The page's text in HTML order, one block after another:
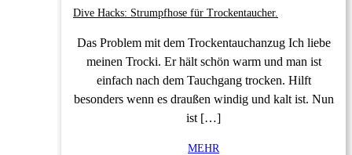
Dive Hacks: Strumpfhose für Trockentaucher.
Das Problem mit dem Trockentauchanzug Ich liebe
meinen Trocki. Er hält schön warm und man ist
einfach nach dem Tauchgang trocken. Hilft
besonders wenn es draußen windig und kalt ist. Nun
ist […]
MEHR